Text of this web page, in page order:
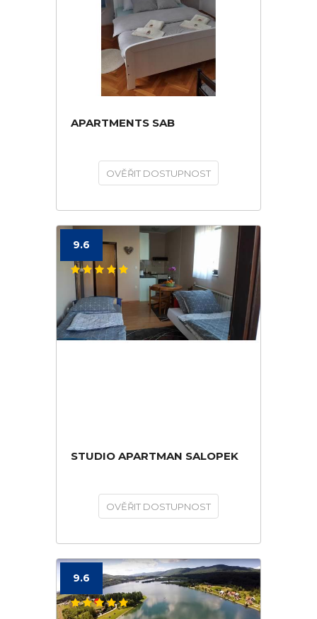
APARTMENTS SAB
OVĚŘIT DOSTUPNOST
9.6
STUDIO APARTMAN SALOPEK
OVĚŘIT DOSTUPNOST
9.6